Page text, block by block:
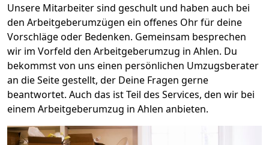
Unsere Mitarbeiter sind geschult und haben auch bei
den Arbeitgeberumzügen ein offenes Ohr für deine
Vorschläge oder Bedenken. Gemeinsam besprechen
wir im Vorfeld den Arbeitgeberumzug in Ahlen. Du
bekommst von uns einen persönlichen Umzugsberater
an die Seite gestellt, der Deine Fragen gerne
beantwortet. Auch das ist Teil des Services, den wir bei
einem Arbeitgeberumzug in Ahlen anbieten.